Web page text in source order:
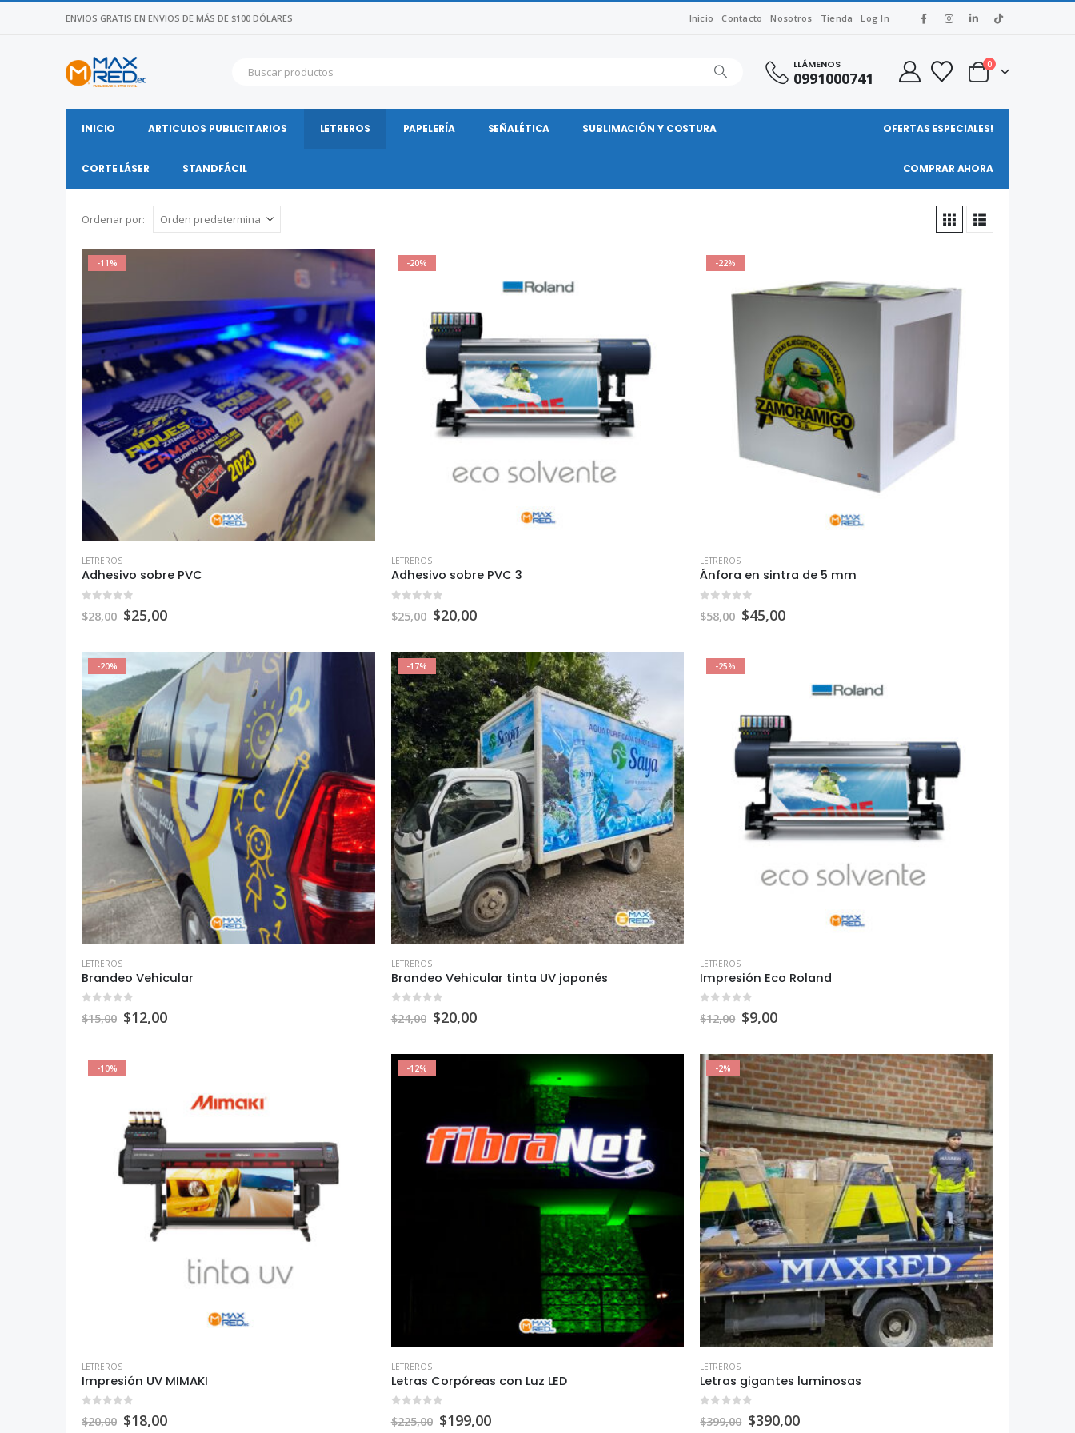
ENVIOS GRATIS EN ENVIOS DE MÁS DE $100 DÓLARES Inicio Contacto Nosotros Tienda Log In
LLÁMENOS
0991000741
0
INICIO ARTICULOS PUBLICITARIOS LETREROS PAPELERÍA SEÑALÉTICA SUBLIMACIÓN Y COSTURA
CORTE LÁSER STANDFÁCIL
OFERTAS ESPECIALES!
COMPRAR AHORA
Ordenar por:
-11%
LETREROS
Adhesivo sobre PVC
$28,00 $25,00
-20%
LETREROS
Adhesivo sobre PVC 3
$25,00 $20,00
-22%
LETREROS
Ánfora en sintra de 5 mm
$58,00 $45,00
-20%
LETREROS
Brandeo Vehicular
out of 5
$15,00 $12,00
-17%
LETREROS
Brandeo Vehicular tinta UV japonés
out of 5
$24,00 $20,00
-25%
LETREROS
Impresión Eco Roland
out of 5
$12,00 $9,00
-10%
LETREROS
Impresión UV MIMAKI
out of 5
$20,00 $18,00
-12%
LETREROS
Letras Corpóreas con Luz LED
out of 5
$225,00 $199,00
-2%
LETREROS
Letras gigantes luminosas
out of 5
$399,00 $390,00